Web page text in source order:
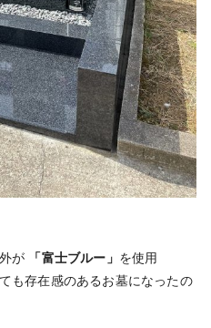
が 「富士ブルー」 を使用
も存在感のあるお墓になったの